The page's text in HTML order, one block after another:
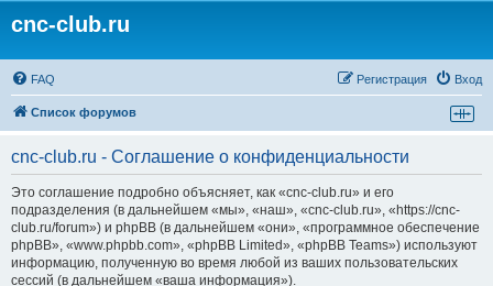
cnc-club.ru
FAQ Вход
Регистрация
Список форумов
cnc-club.ru - Соглашение о конфиденциальности
Это соглашение подробно объясняет, как «cnc-club.ru» и его
подразделения (в дальнейшем «мы», «наш», «cnc-club.ru», «https://cnc-
club.ru/forum») и phpBB (в дальнейшем «они», «программное обеспечение
phpBB», «www.phpbb.com», «phpBB Limited», «phpBB Teams») используют
информацию, полученную во время любой из ваших пользовательских
сессий (в дальнейшем «ваша информация»).